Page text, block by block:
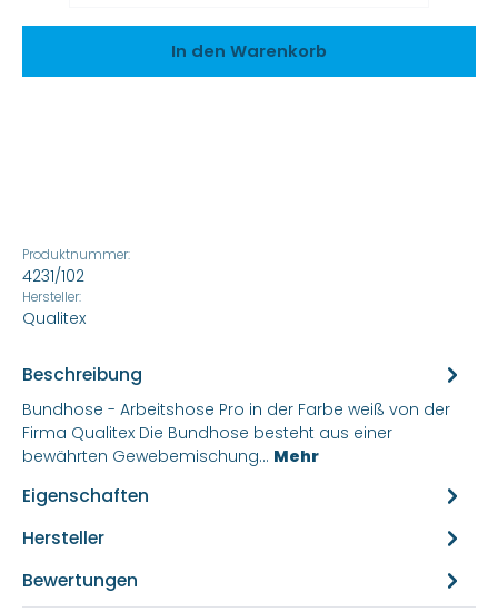
In den Warenkorb
Produktnummer:
4231/102
Hersteller:
Qualitex
Beschreibung
Bundhose - Arbeitshose Pro in der Farbe weiß von der
Firma Qualitex Die Bundhose besteht aus einer
bewährten Gewebemischung… Mehr
Eigenschaften
Hersteller
Bewertungen